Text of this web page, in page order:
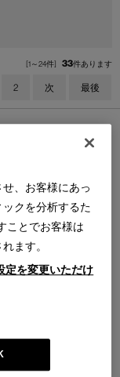
[1～24件] 33件あります
2 次 最後
テーブル
ドテーブル
パウダーブルー）
、お客様にあっ
クを分析するた
ことでお客様は
ます。
定を変更いただけ